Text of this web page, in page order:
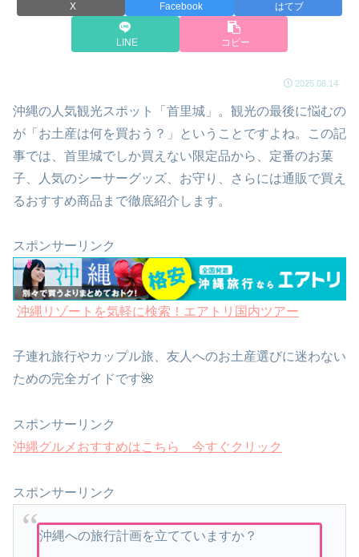
X Facebook はてブ
LINE コピー
2025.08.14
沖縄の人気観光スポット「首里城」。観光の最後に悩むの
が「お土産は何を買おう？」ということですよね。この記
事では、首里城でしか買えない限定品から、定番のお菓
子、人気のシーサーグッズ、お守り、さらには通販で買え
るおすすめ商品まで徹底紹介します。
スポンサーリンク
沖縄リゾートを気軽に検索！エアトリ国内ツアー
子連れ旅行やカップル旅、友人へのお土産選びに迷わない
ための完全ガイドです🌺
スポンサーリンク
沖縄グルメおすすめはこちら 今すぐクリック
スポンサーリンク
沖縄への旅行計画を立てていますか？